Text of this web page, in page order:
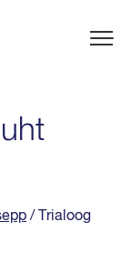
/ Trialoog